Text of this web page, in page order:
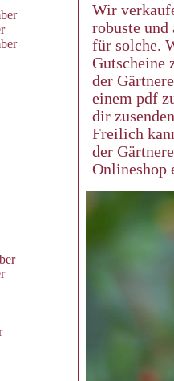
Wir
robuste
für solche.
Gutscheine
der
einem pdf
dir
Freilich
der
Onlineshop